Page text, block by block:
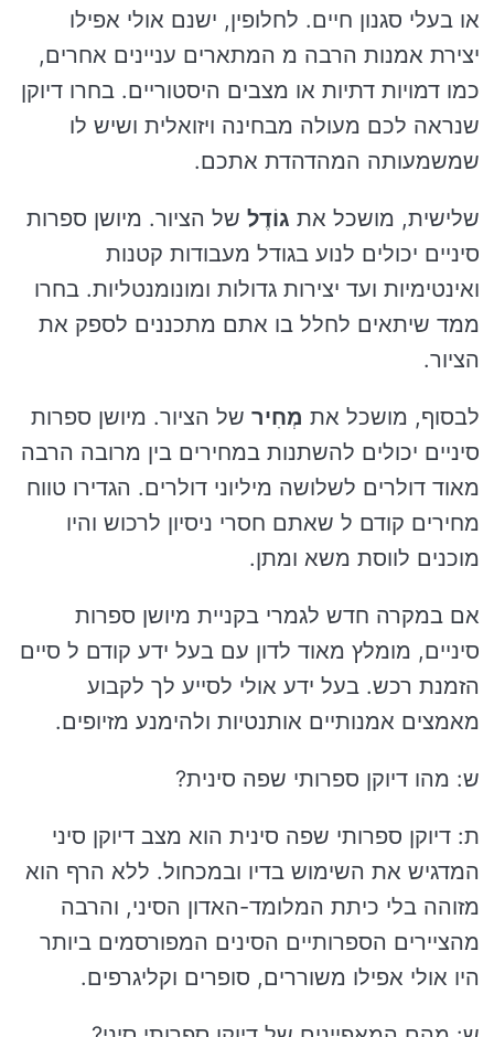
או בעלי סגנון חיים. לחלופין, ישנם אולי אפילו
יצירת אמנות הרבה מ המתארים עניינים אחרים,
כמו דמויות דתיות או מצבים היסטוריים. בחרו דיוקן
שנראה לכם מעולה מבחינה ויזואלית ושיש לו
שמשמעותה המהדהדת אתכם.
שלישית, מושכל את גוֹדֶל של הציור. מיושן ספרות
סיניים יכולים לנוע בגודל מעבודות קטנות
ואינטימיות ועד יצירות גדולות ומונומנטליות. בחרו
ממד שיתאים לחלל בו אתם מתכננים לספק את
הציור.
לבסוף, מושכל את מְחִיר של הציור. מיושן ספרות
סיניים יכולים להשתנות במחירים בין מרובה הרבה
מאוד דולרים לשלושה מיליוני דולרים. הגדירו טווח
מחירים קודם ל שאתם חסרי ניסיון לרכוש והיו
מוכנים לווסת משא ומתן.
אם במקרה חדש לגמרי בקניית מיושן ספרות
סיניים, מומלץ מאוד לדון עם בעל ידע קודם ל סיים
הזמנת רכש. בעל ידע אולי לסייע לך לקבוע
מאמצים אמנותיים אותנטיות ולהימנע מזיופים.
ש: מהו דיוקן ספרותי שפה סינית?
ת: דיוקן ספרותי שפה סינית הוא מצב דיוקן סיני
המדגיש את השימוש בדיו ובמכחול. ללא הרף הוא
מזוהה בלי כיתת המלומד-האדון הסיני, והרבה
מהציירים הספרותיים הסינים המפורסמים ביותר
היו אולי אפילו משוררים, סופרים וקליגרפים.